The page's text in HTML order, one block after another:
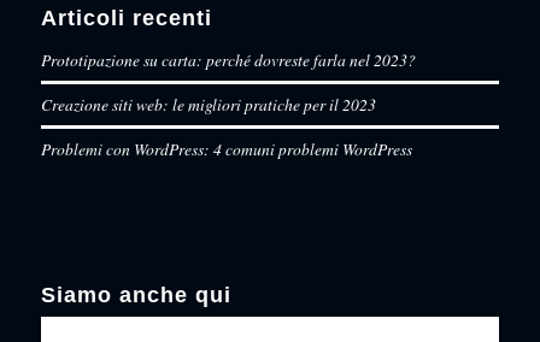
Articoli recenti
Prototipazione su carta: perché dovreste farla nel 2023?
Creazione siti web: le migliori pratiche per il 2023
Problemi con WordPress: 4 comuni problemi WordPress
Siamo anche qui